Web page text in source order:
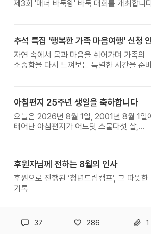
제3회 '매너 바둑왕' 바둑 대회를 개최합니
추석 특집 '행복한 가족 마음여행' 신청
자연 속에서 몸과 마음을 쉬어가며 가족의
소중함을 다시 느껴보는 특별한 시간을 준
아침편지 25주년 생일을 축하합니다
오늘은 2026년 8월 1일, 2001년 8월 1일
태어난 아침편지가 어느덧 스물다섯 살,
후원자님께 전하는 8월의 인사
후원으로 진행된 ‘청년드림캠프’, 그 따뜻한
기록
37 286 1